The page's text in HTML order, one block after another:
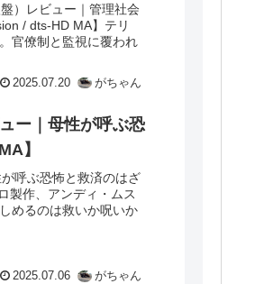
）レビュー｜管理社会
/ dts-HD MA】テリ
官僚制と監視に覆われ
2025.07.20 がちゃん
ー｜母性が呼ぶ恐
】
呼ぶ恐怖と救済のはざ
製作、アンディ・ムス
めるのは救いか呪いか
2025.07.06 がちゃん